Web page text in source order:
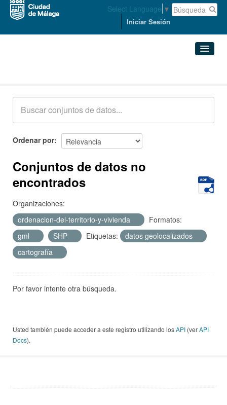
Select Language ▼
Iniciar Sesión
Acerca de
Ordenar por
Conjuntos de datos no
encontrados
Organizaciones:
ordenacion-del-territorio-y-vivienda
Formatos:
gml
SHP Etiquetas:
datos geolocalizados
cartografía
Por favor intente otra búsqueda.
Usted también puede acceder a este registro utilizando losAPI (verAPI
Docs).